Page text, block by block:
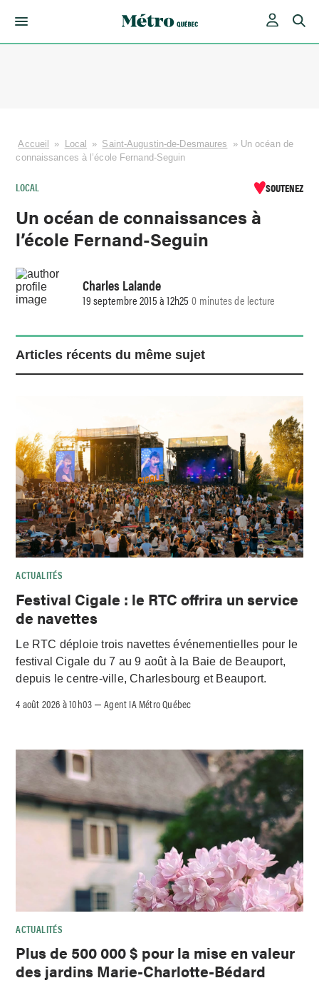
Accueil » Local » Saint-Augustin-de-Desmaures » Un océan de
connaissances à l’école Fernand-Seguin
LOCAL SOUTENEZ
Un océan de connaissances à
l’école Fernand-Seguin
Charles Lalande
19 septembre 2015 à 12h25 0 minutes de lecture
Articles récents du même sujet
ACTUALITÉS
Festival Cigale : le RTC offrira un service
de navettes
Le RTC déploie trois navettes événementielles pour le
festival Cigale du 7 au 9 août à la Baie de Beauport,
depuis le centre-ville, Charlesbourg et Beauport.
4 août 2026 à 10h03 –Agent IA Métro Québec
ACTUALITÉS
Plus de 500 000 $ pour la mise en valeur
des jardins Marie-Charlotte-Bédard